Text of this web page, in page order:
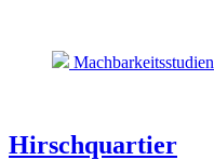
Machbarkeitsstudien
Hirschquartier